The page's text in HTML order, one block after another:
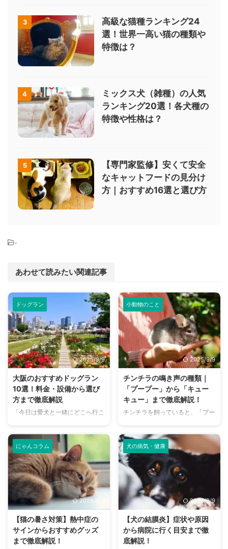
3
高級な猫種ランキング24
選！世界一高い猫の種類や
特徴は？
4
ミックス犬（雑種）の人気
ランキング20選！各犬種の
特徴や性格は？
5
【専門家監修】安くて安全
なキャットフードの見分け
方｜おすすめ16選と選び方
-
あわせて読みたい関連記事
ドッグラン
2025/9/9
大阪のおすすめドッグラン
10選！料金・設備から選び
方まで徹底解説
「今日は愛犬と一緒にどこへ行こ
か？大阪には、広大な敷地でのび
のびと遊べるドッグランから、都
心でアクセスしやすい便利な施設
まで、魅力的なドッグランがたく
さんあります。 しかし、「初め
てドッグランに行くから不安」
「どの施設が愛犬に合っているか
わからない」という方も多いので
はないでしょうか。 この記事で
は、大阪府内にある人気のドッグ
ランを厳選し、料金、広さ、利用
条件、設備など、気になる情報を
小動物のこと
2025/9/9
チンチラの鳴き声の種類｜
「プープー」から「キュー
キュー」まで徹底解説！
チンチラを飼っていると、「プー
まざまな鳴き声が聞こえてくるこ
とがありますよね。 チンチラは
犬や猫のように鳴き声で感情を表
現するため、その鳴き声の意味を
理解することは、愛チンチラとの
関係を深める上で非常に大切で
す。 この記事では、チンチラの
代表的な鳴き声の種類とその意味
を詳しく解説します。 さらに、
鳴き声からわかるストレスや病気
のサイン、チンチラが鳴く理由を
理解して良好な関係を築くための
にゃんコラム
2025/9/9
【猫の暑さ対策】熱中症の
サインからおすすめグッズ
まで徹底解説！
犬の病気・健康
2025/9/9
【犬の結膜炎】症状や原因
から病院に行く目安まで徹
底解説！